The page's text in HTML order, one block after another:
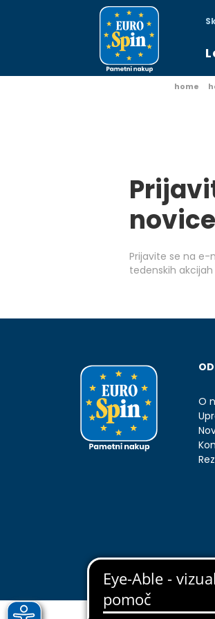
home
novice
Prijavite se na e-
tedenskih
O